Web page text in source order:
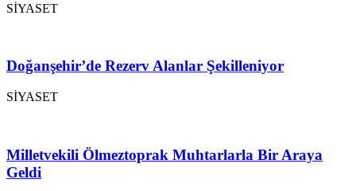
SİYASET
Doğanşehir’de Rezerv Alanlar Şekilleniyor
SİYASET
Milletvekili Ölmeztoprak Muhtarlarla Bir Araya
Geldi